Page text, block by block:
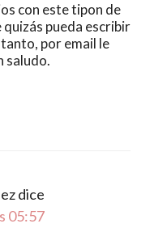
con este tipon de
pueda escribir
por email le
saludo.
dice
05:57